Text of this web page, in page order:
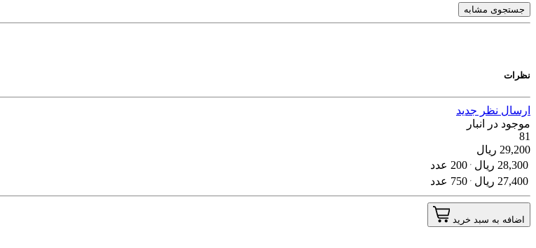
جستجوی مشابه
نظرات
ارسال نظر جدید
موجود در انبار
81
29,200 ریال
28,300 ریال
200 عدد
27,400 ریال 750 عدد
اضافه به سبد خرید